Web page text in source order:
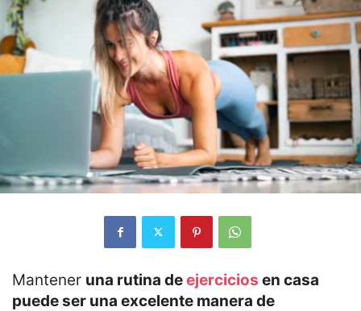
Mantener una rutina deejercicios en casa
puede ser una excelente manera de